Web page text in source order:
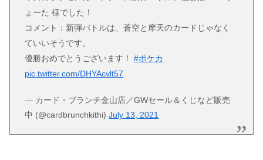
ょーた 様でした！
コメント：新弾バトルは、蒼空と摩天のカードじゃなく
ていいそうです。
優勝おめでとうございます！#ポケカ
pic.twitter.com/DHYAcvlt57
— カード・ブランチ金山店／GWセール＆くじなど販売
中 (@cardbrunchkithi)July 13, 2021